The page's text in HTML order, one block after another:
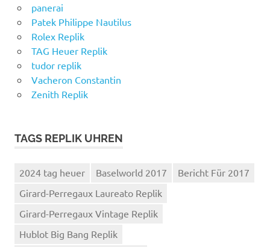
panerai
Patek Philippe Nautilus
Rolex Replik
TAG Heuer Replik
tudor replik
Vacheron Constantin
Zenith Replik
TAGS REPLIK UHREN
2024 tag heuer Baselworld 2017
Bericht Für 2017
Girard-Perregaux Laureato Replik
Girard-Perregaux Vintage Replik
Hublot Big Bang Replik